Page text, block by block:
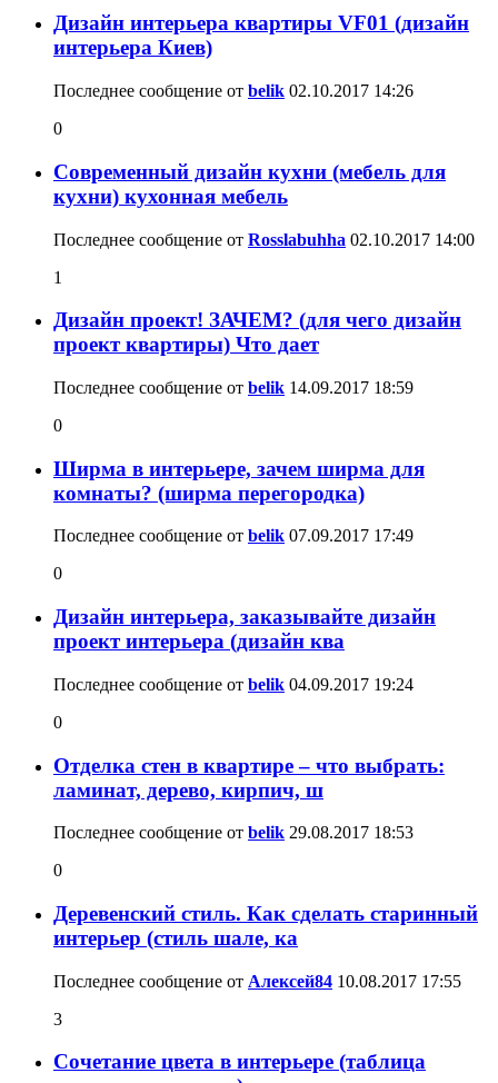
Дизайн интерьера квартиры VF01 (дизайн
интерьера Киев)
Последнее сообщение от belik 02.10.2017 14:26
0
Современный дизайн кухни (мебель для
кухни) кухонная мебель
Последнее сообщение от Rosslabuhha 02.10.2017 14:00
1
Дизайн проект! ЗАЧЕМ? (для чего дизайн
проект квартиры) Что дает
Последнее сообщение от belik 14.09.2017 18:59
0
Ширма в интерьере, зачем ширма для
комнаты? (ширма перегородка)
Последнее сообщение от belik 07.09.2017 17:49
0
Дизайн интерьера, заказывайте дизайн
проект интерьера (дизайн ква
Последнее сообщение от belik 04.09.2017 19:24
0
Отделка стен в квартире – что выбрать:
ламинат, дерево, кирпич, ш
Последнее сообщение от belik 29.08.2017 18:53
0
Деревенский стиль. Как сделать старинный
интерьер (стиль шале, ка
Последнее сообщение от Алексей84 10.08.2017 17:55
3
Сочетание цвета в интерьере (таблица